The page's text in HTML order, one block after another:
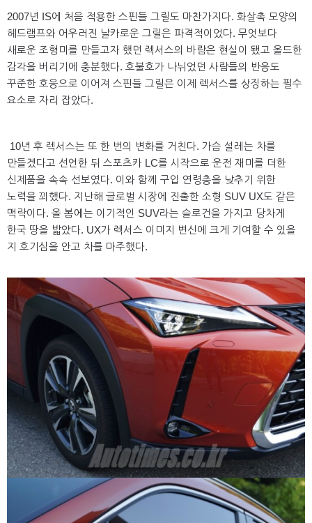
2007년 IS에 처음 적용한 스핀들 그릴도 마찬가지다. 화살촉 모양의
헤드램프와 어우러진 날카로운 그릴은 파격적이었다. 무엇보다
새로운 조형미를 만들고자 했던 렉서스의 바람은 현실이 됐고 올드한
감각을 버리기에 충분했다. 호불호가 나뉘었던 사람들의 반응도
꾸준한 호응으로 이어져 스핀들 그릴은 이제 렉서스를 상징하는 필수
요소로 자리 잡았다.
10년 후 렉서스는 또 한 번의 변화를 거친다. 가슴 설레는 차를
만들겠다고 선언한 뒤 스포츠카 LC를 시작으로 운전 재미를 더한
신제품을 속속 선보였다. 이와 함께 구입 연령층을 낮추기 위한
노력을 꾀했다. 지난해 글로벌 시장에 진출한 소형 SUV UX도 같은
맥락이다. 올 봄에는 이기적인 SUV라는 슬로건을 가지고 당차게
한국 땅을 밟았다. UX가 렉서스 이미지 변신에 크게 기여할 수 있을
지 호기심을 안고 차를 마주했다.